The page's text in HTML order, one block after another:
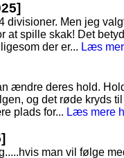
divisioner. Men jeg
at spille skak! Det
der er... Læs
ændre deres hold.
og det røde kryds
plads for... Læs mere
man vil følge